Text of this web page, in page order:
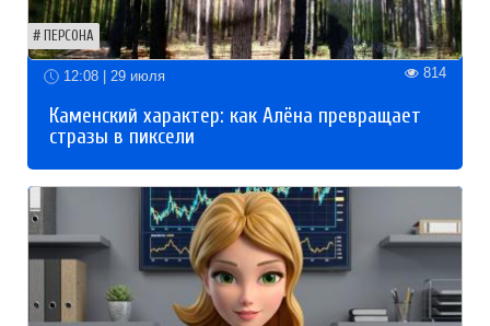
ПЕРСОНА
12:08 | 29 июля 814
Каменский характер: как Алёна превращает
стразы в пиксели